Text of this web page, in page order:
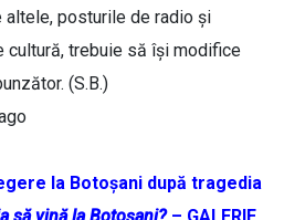
altele, posturile de radio și
trebuie să își modifice
(S.B.)
la Botoșani după tragedia